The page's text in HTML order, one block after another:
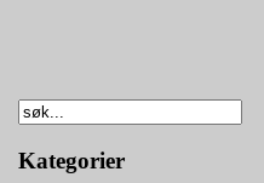
Kategorier